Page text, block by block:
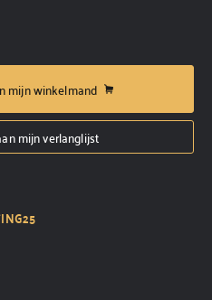
mijn winkelmand
mijn verlanglijst